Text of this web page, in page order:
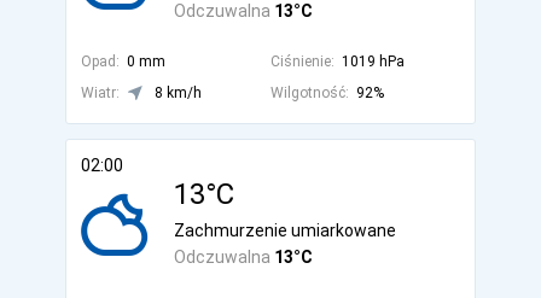
Odczuwalna 13°C
Opad: 0 mm Ciśnienie: 1019 hPa
Wiatr:
8 km/h Wilgotność: 92%
02:00
13°C
Odczuwalna 13°C
Zachmurzenie umiarkowane